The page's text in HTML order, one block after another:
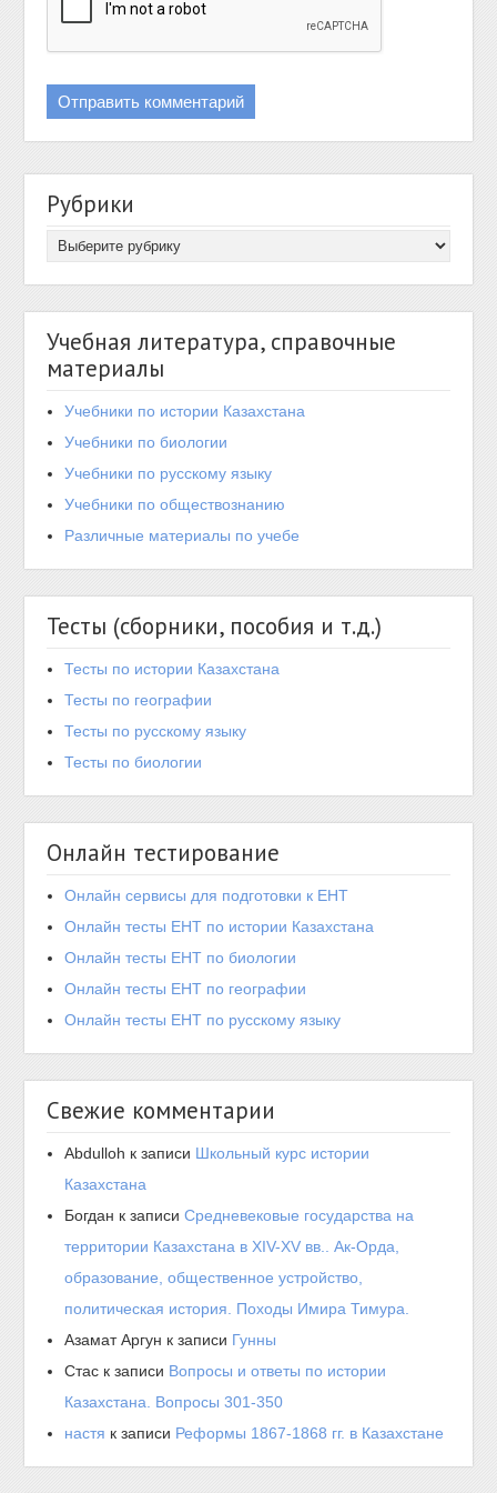
Рубрики
Учебная литература, справочные
материалы
Учебники по истории Казахстана
Учебники по биологии
Учебники по русскому языку
Учебники по обществознанию
Различные материалы по учебе
Тесты (сборники, пособия и т.д.)
Тесты по истории Казахстана
Тесты по географии
Тесты по русскому языку
Тесты по биологии
Онлайн тестирование
Онлайн сервисы для подготовки к ЕНТ
Онлайн тесты ЕНТ по истории Казахстана
Онлайн тесты ЕНТ по биологии
Онлайн тесты ЕНТ по географии
Онлайн тесты ЕНТ по русскому языку
Свежие комментарии
Abdulloh к записи Школьный курс истории
Казахстана
Богдан к записиСредневековые государства на
территории Казахстана в XIV-XV вв.. Ак-Орда,
образование, общественное устройство,
политическая история. Походы Имира Тимура.
Азамат Аргун к записи Гунны
Стас к записи Вопросы и ответы по истории
Казахстана. Вопросы 301-350
настя к записи Реформы 1867-1868 гг. в Казахстане